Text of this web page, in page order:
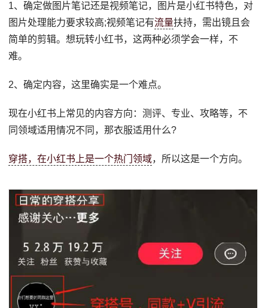
1、确定做图片笔记还是视频笔记，图片是小红书特色，对
图片处理能力要求较高;视频笔记有流量扶持，需出镜且会
简单的剪辑。想玩转小红书，这两种必须学会一样，不
难。
2、确定内容，这里确实是一个难点。
现在小红书上常见的内容方向：测评、专业、攻略等，不
同领域适用情况不同，那衣服适用什么?
穿搭，在小红书上是一个热门领域，所以这是一个方向。